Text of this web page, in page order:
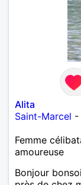
Alita
Saint-Marcel -
Femme
amoureuse
Bonjour